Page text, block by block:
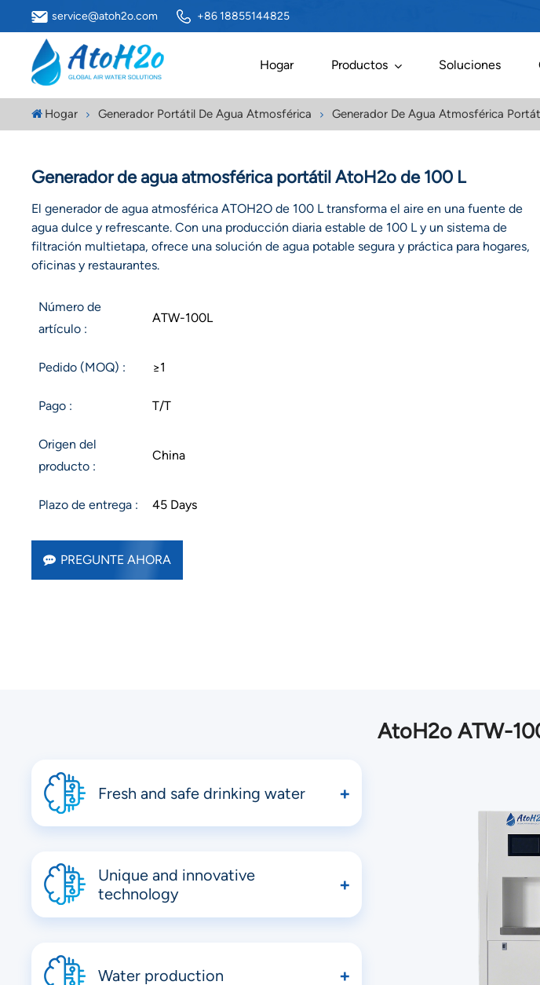
service@atoh2o.com +86 18855144825
Hogar Productos Soluciones
Hogar Generador Portátil De Agua Atmosférica Generador De Agua Atmosférica
Generador de agua atmosférica portátil AtoH2o de 100 L
El generador de agua atmosférica ATOH2O de 100 L transforma el aire en una fuente de
agua dulce y refrescante. Con una producción diaria estable de 100 L y un sistema de
filtración multietapa, ofrece una solución de agua potable segura y práctica para hogares,
oficinas y restaurantes.
Número de
artículo :
ATW-100L
Pedido (MOQ) : ≥1
Pago : T/T
Origen del
producto :
China
Plazo de entrega : 45 Days
PREGUNTE AHORA
AtoH2o ATW-
Fresh and safe drinking water
Best-quality drinking water extracted from air.
available throughout the day.
Unique and innovative
technology
Our revolutionary, patented condensation system
Water production